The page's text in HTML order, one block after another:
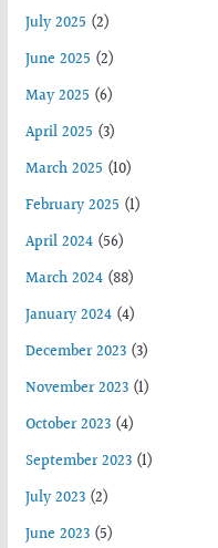
July 2025 (2)
June 2025 (2)
May 2025 (6)
April 2025 (3)
March 2025 (10)
February 2025 (1)
April 2024(56)
March 2024(88)
January 2024(4)
December 2023(3)
November 2023(1)
October 2023(4)
September 2023(1)
July 2023(2)
June 2023(5)